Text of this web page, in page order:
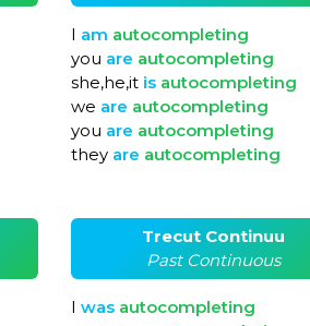
I am autocompleting
you are autocompleting
she,he,it is autocompleting
we are autocompleting
you are autocompleting
they are autocompleting
Trecut Continuu
Past Continuous
I was autocompleting